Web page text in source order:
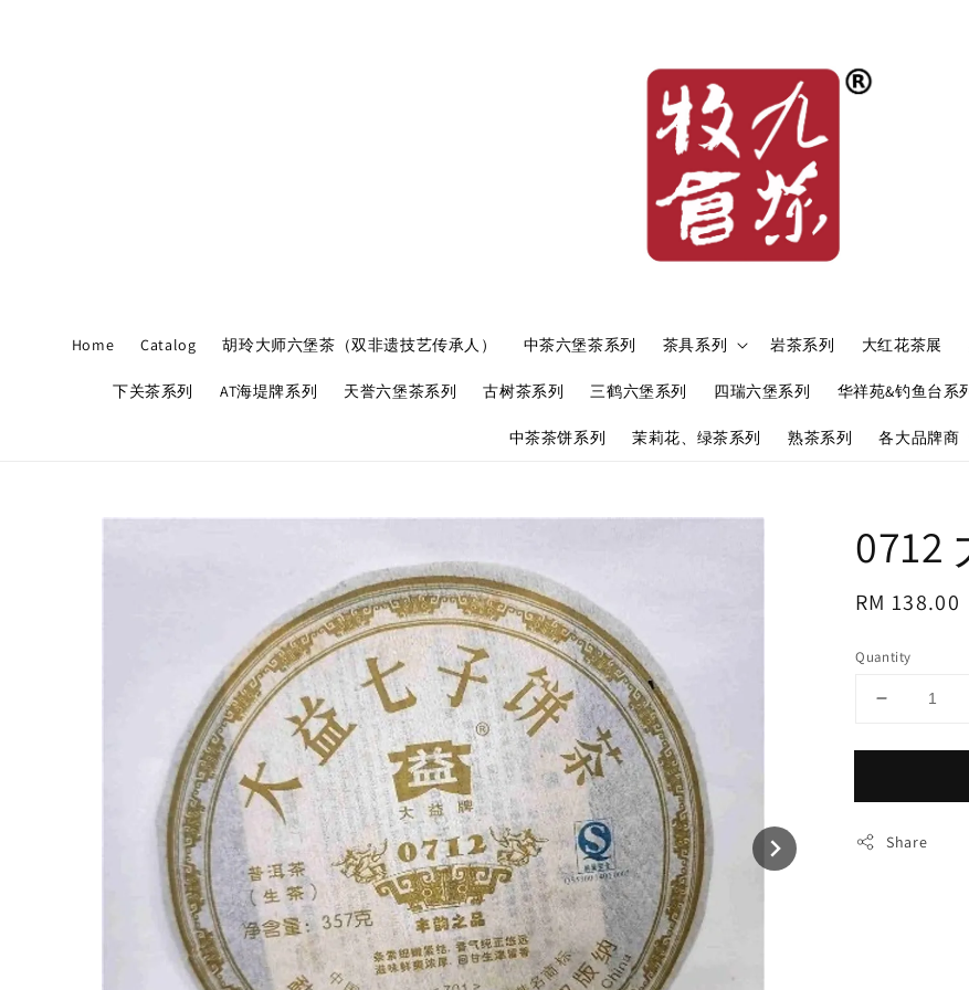
Home Catalog 胡玲大师六堡茶（双非遗技艺传承人） 中茶六堡茶系列 茶具系列 岩茶系列 大红花茶展
下关茶系列 AT海堤牌系列 天誉六堡茶系列 古树茶系列 三鹤六堡系列 四瑞六堡系列 华祥苑&钓鱼台系
中茶茶饼系列 茉莉花、绿茶系列 熟茶系列 各大品牌商
0712
Regular
RM 138.00
Quantity
Share